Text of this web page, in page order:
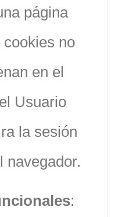
página
no
en el
Usuario
la sesión
navegador.
: